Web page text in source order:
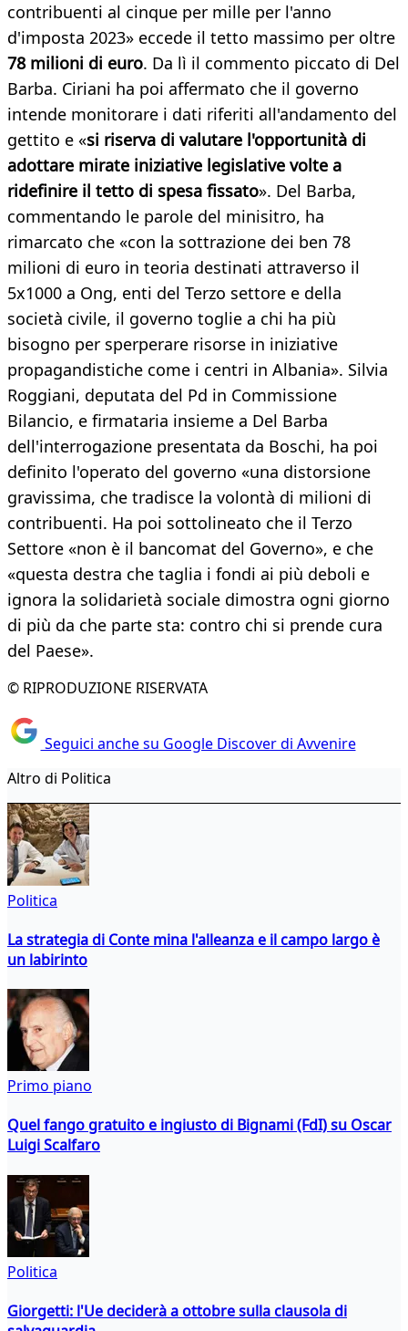
contribuenti al cinque per mille per l'anno
d'imposta 2023» eccede il tetto massimo per oltre
78 milioni di euro. Da lì il commento piccato di Del
Barba. Ciriani ha poi affermato che il governo
intende monitorare i dati riferiti all'andamento del
gettito e «si riserva di valutare l'opportunità di
adottare mirate iniziative legislative volte a
ridefinire il tetto di spesa fissato». Del Barba,
commentando le parole del minisitro, ha
rimarcato che «con la sottrazione dei ben 78
milioni di euro in teoria destinati attraverso il
5x1000 a Ong, enti del Terzo settore e della
società civile, il governo toglie a chi ha più
bisogno per sperperare risorse in iniziative
propagandistiche come i centri in Albania». Silvia
Roggiani, deputata del Pd in Commissione
Bilancio, e firmataria insieme a Del Barba
dell'interrogazione presentata da Boschi, ha poi
definito l'operato del governo «una distorsione
gravissima, che tradisce la volontà di milioni di
contribuenti. Ha poi sottolineato che il Terzo
Settore «non è il bancomat del Governo», e che
«questa destra che taglia i fondi ai più deboli e
ignora la solidarietà sociale dimostra ogni giorno
di più da che parte sta: contro chi si prende cura
del Paese».
© RIPRODUZIONE RISERVATA
Seguici anche su Google Discover di Avvenire
Altro di Politica
Politica
La strategia di Conte mina l'alleanza e il campo largo è
un labirinto
Primo piano
Quel fango gratuito e ingiusto di Bignami (FdI) su Oscar
Luigi Scalfaro
Politica
Giorgetti: l'Ue deciderà a ottobre sulla clausola di